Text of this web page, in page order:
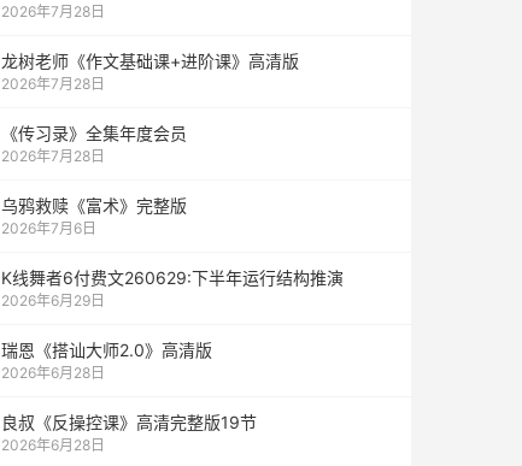
2026年7月28日
龙树老师《作文基础课+进阶课》高清版
2026年7月28日
《传习录》全集年度会员
2026年7月28日
乌鸦救赎《富术》完整版
2026年7月6日
K线舞者6付费文260629:下半年运行结构推演
2026年6月29日
瑞恩《搭讪大师2.0》高清版
2026年6月28日
良叔《反操控课》高清完整版19节
2026年6月28日